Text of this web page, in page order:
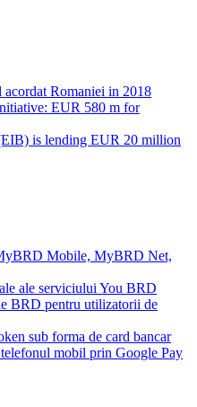
Romaniei in 2018
EUR 580 m for
is lending EUR 20 million
Mobile, MyBRD Net,
ale serviciului You BRD
BRD pentru utilizatorii de
sub forma de card bancar
mobil prin Google Pay